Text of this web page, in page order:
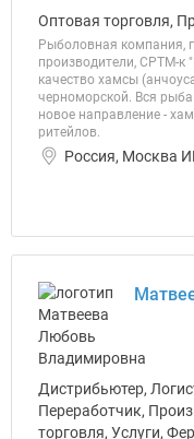
Оптовая торговля,
Рыболовная компания,
производители, СРТМ-к
качество хамсы
черноморской. Вся
новое направление -
ритейлов.
Россия, Москва
Дистрибьютер,
Переработчик,
торговля, Услуги,